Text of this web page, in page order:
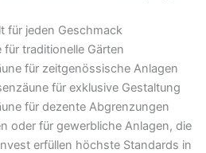
für jeden Geschmack
traditionelle Gärten
für zeitgenössische Anlagen
für exklusive Gestaltung
für dezente Abgrenzungen
oder für gewerbliche Anlagen, die
erfüllen höchste Standards in